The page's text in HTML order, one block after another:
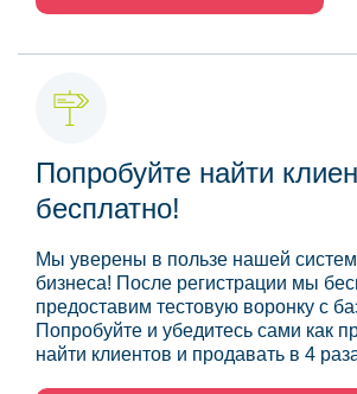
Попробуйте найти
бесплатно!
Мы уверены в пользе нашей
бизнеса! После регистрации мы
предоставим тестовую воронку с
Попробуйте и убедитесь сами как
найти клиентов и продавать в 4